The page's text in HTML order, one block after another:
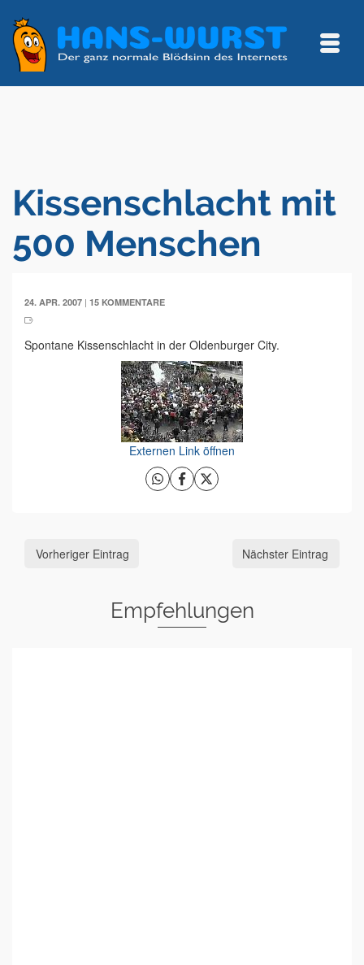
Kissenschlacht mit
500 Menschen
24. APR. 2007 | 15 KOMMENTARE
Spontane Kissenschlacht in der Oldenburger City.
Externen Link öffnen
Vorheriger Eintrag Nächster Eintrag
Empfehlungen